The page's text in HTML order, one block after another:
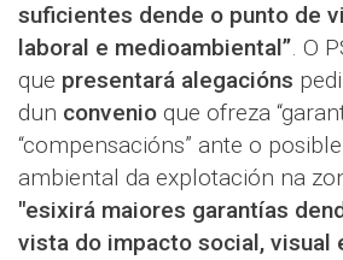
suficientes dende o punto de
laboral e medioambiental”. O
que presentará alegacións
dun convenio que ofreza
“compensacións” ante o
ambiental da explotación na
"esixirá maiores garantías
vista do impacto social, visual